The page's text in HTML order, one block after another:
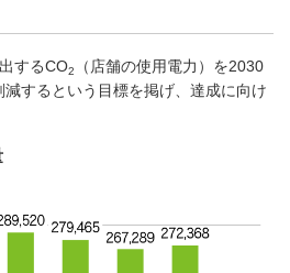
するCO2
（店舗の使用電力）を2030
するという目標を掲げ、達成に向け